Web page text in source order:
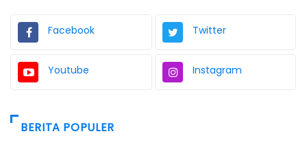
Facebook Twitter
Youtube Instagram
BERITA POPULER